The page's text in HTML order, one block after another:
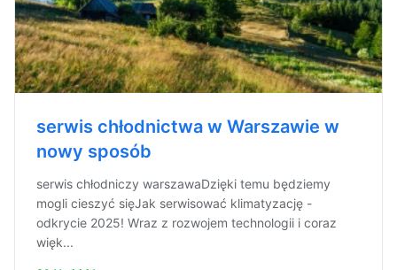
serwis chłodnictwa w Warszawie w
nowy sposób
serwis chłodniczy warszawaDzięki temu będziemy
mogli cieszyć sięJak serwisować klimatyzację -
odkrycie 2025! Wraz z rozwojem technologii i coraz
więk...